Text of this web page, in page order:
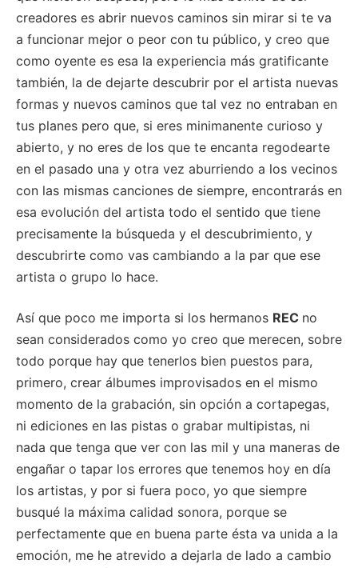
creadores es abrir nuevos caminos sin mirar si te va
a funcionar mejor o peor con tu público, y creo que
como oyente es esa la experiencia más gratificante
también, la de dejarte descubrir por el artista nuevas
formas y nuevos caminos que tal vez no entraban en
tus planes pero que, si eres minimanente curioso y
abierto, y no eres de los que te encanta regodearte
en el pasado una y otra vez aburriendo a los vecinos
con las mismas canciones de siempre, encontrarás en
esa evolución del artista todo el sentido que tiene
precisamente la búsqueda y el descubrimiento, y
descubrirte como vas cambiando a la par que ese
artista o grupo lo hace.
Así que poco me importa si los hermanos REC no
sean considerados como yo creo que merecen, sobre
todo porque hay que tenerlos bien puestos para,
primero, crear álbumes improvisados en el mismo
momento de la grabación, sin opción a cortapegas,
ni ediciones en las pistas o grabar multipistas, ni
nada que tenga que ver con las mil y una maneras de
engañar o tapar los errores que tenemos hoy en día
los artistas, y por si fuera poco, yo que siempre
busqué la máxima calidad sonora, porque se
perfectamente que en buena parte ésta va unida a la
emoción, me he atrevido a dejarla de lado a cambio